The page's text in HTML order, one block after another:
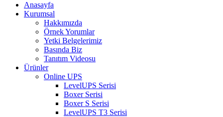
Anasayfa
Kurumsal
Hakkımızda
Örnek Yorumlar
Yetki Belgelerimiz
Basında Biz
Tanıtım Videosu
Ürünler
Online UPS
LevelUPS Serisi
Boxer Serisi
Boxer S Serisi
LevelUPS T3 Serisi